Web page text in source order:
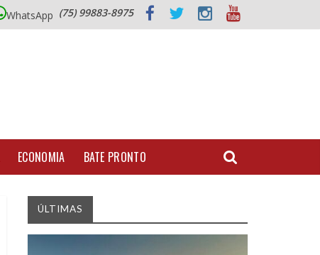
WhatsApp (75) 99883-8975
ECONOMIA BATE PRONTO
ÚLTIMAS